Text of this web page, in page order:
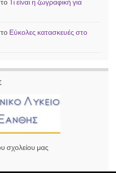
Τι είναι η ζωγραφική για
Εύκολες κατασκευές στο
σχολείου μας